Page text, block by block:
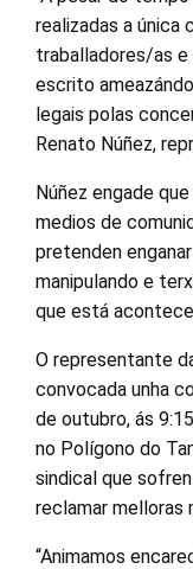
realizadas a única
traballadores/as e
escrito
legais polas
Renato Núñez,
Núñez engade
medios de
pretenden
manipulando e
que está
O representante
convocada unha
de outubro, ás
no Polígono do
sindical que
reclamar melloras
“Animamos